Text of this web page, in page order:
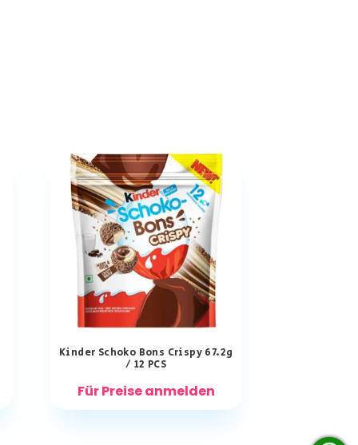
Kinder Schoko Bons Crispy 67.2g
/ 12 PCS
Für Preise anmelden